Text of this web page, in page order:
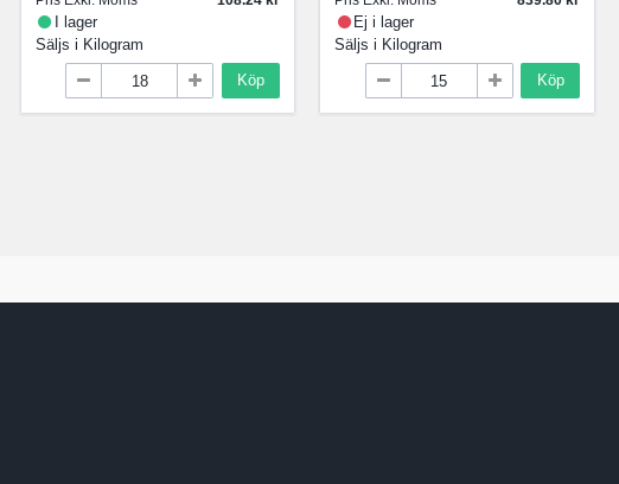
I lager
Säljs i Kilogram
Köp
Ej i lager
Säljs i Kilogram
Köp